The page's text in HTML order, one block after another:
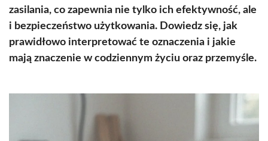
zasilania, co zapewnia nie tylko ich efektywność, ale
i bezpieczeństwo użytkowania. Dowiedz się, jak
prawidłowo interpretować te oznaczenia i jakie
mają znaczenie w codziennym życiu oraz przemyśle.